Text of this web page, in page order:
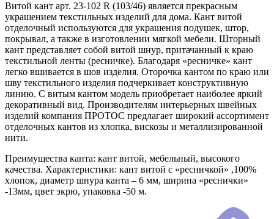
Витой кант арт. 23-102 R (103/46) является прекрасным
украшением текстильных изделий для дома. Кант витой
отделочный используются для украшения подушек, штор,
покрывал, а также в изготовлении мягкой мебели. Шторный
кант представляет собой витой шнур, притачанный к краю
текстильной ленты (ресничке). Благодаря «ресничке» кант
легко вшивается в шов изделия. Оторочка кантом по краю или
шву текстильного изделия подчеркивает конструктивную
линию. С витым кантом модель приобретает наиболее яркий
декоративный вид. Производителям интерьерных швейных
изделий компания ПРОТОС предлагает широкий ассортимент
отделочных кантов из хлопка, вискозы и металлизированной
нити.
Преимущества канта: кант витой, мебельный, высокого
качества. Характеристики: кант витой с «ресничкой» ,100%
хлопок, диаметр шнура канта – 6 мм, ширина «реснички»
-13мм, цвет экрю, упаковка -50 м.